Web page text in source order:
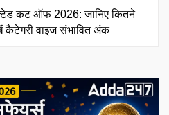
कट ऑफ 2026: जानिए कितने
कैटेगरी वाइज संभावित अंक